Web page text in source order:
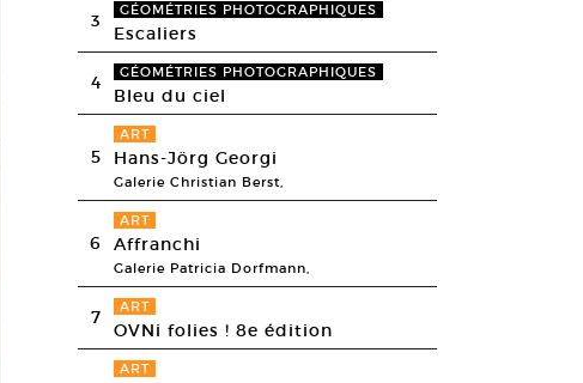
3 GÉOMÉTRIES PHOTOGRAPHIQUES
Escaliers
4 GÉOMÉTRIES PHOTOGRAPHIQUES
Bleu du ciel
5
ART
Hans-Jörg Georgi
Galerie Christian Berst,
6
ART
Affranchi
Galerie Patricia Dorfmann,
7 ART
OVNi folies ! 8e édition
ART